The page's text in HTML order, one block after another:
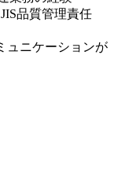
品質管理責任
ュニケーションが